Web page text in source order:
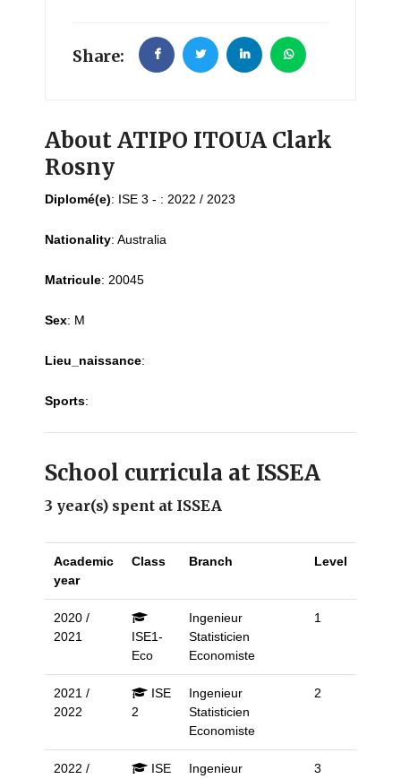
Share:
About ATIPO ITOUA Clark
Rosny
Diplomé(e): ISE 3 - : 2022 / 2023
Nationality: Australia
Matricule: 20045
Sex: M
Lieu_naissance:
Sports:
School curricula at ISSEA
3 year(s) spent at ISSEA
Academic
year
Class Branch Level
2020 /
2021
ISE1-
Eco
Ingenieur
Statisticien
Economiste
1
2021 /
2022
ISE
2
Ingenieur
Statisticien
Economiste
2
2022 /
ISE
Ingenieur
3